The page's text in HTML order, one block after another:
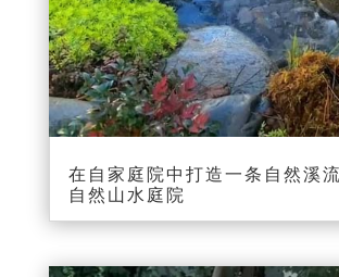
00:00
在自家庭院中打造一条自然溪流
自然山水庭院